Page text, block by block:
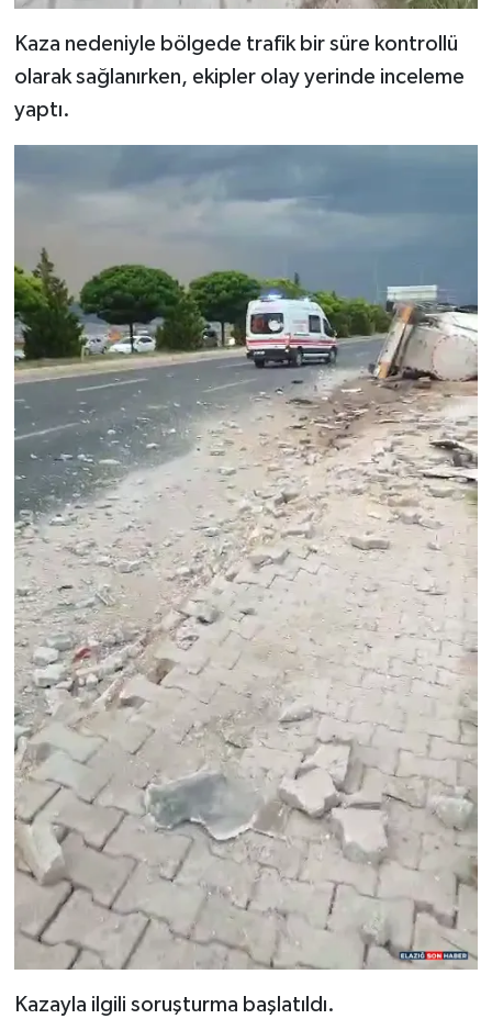
Kaza nedeniyle bölgede trafik bir süre kontrollü
olarak sağlanırken, ekipler olay yerinde inceleme
yaptı.
Kazayla ilgili soruşturma başlatıldı.